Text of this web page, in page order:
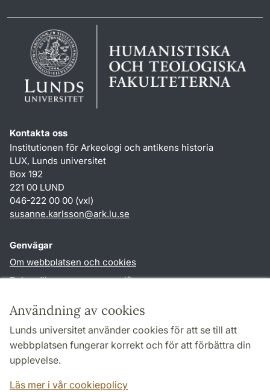
Användning av cookies
Lunds universitet använder cookies för att se till att
webbplatsen fungerar korrekt och för att förbättra din
upplevelse.
Läs mer i vår cookiepolicy
Kontakta oss
Institutionen för Arkeologi och antikens historia
LUX, Lunds universitet
Box 192
221 00 LUND
046-222 00 00 (vxl)
susanne.karlsson@ark.lu.se
Genvägar
Om webbplatsen och cookies
Behandling av personuppgifter
TYPO3-login
Följ oss i sociala medier